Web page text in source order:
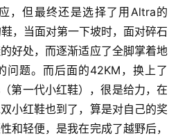
，但最终还是选择了用Altra的
，当面对第一下坡时，面对碎石
好处，而逐渐适应了全脚掌着地
问题。而后面的42KM，换上了
第一代小红鞋），很是给力，在
小红鞋也到了，算是对自己的奖
和轻便，是我在完成了越野后，